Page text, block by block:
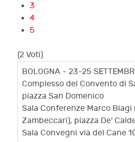
3
4
5
(2 Voti)
BOLOGNA - 23-25
Complesso del Convento di
piazza San Domenico
Sala Conferenze Marco Biagi
Zambeccari), piazza De'
Sala Convegni via del Cane